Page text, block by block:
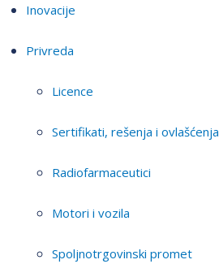
Inovacije
Privreda
Licence
Sertifikati, rešenja i ovlašćenja
Radiofarmaceutici
Motori i vozila
Spoljnotrgovinski promet